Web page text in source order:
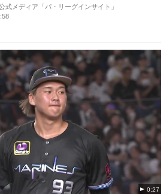
式メディア「パ・リーグインサイト」
0:27